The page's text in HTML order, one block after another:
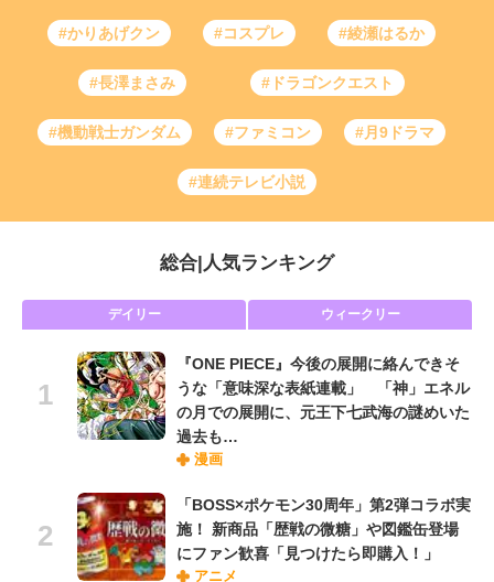
#かりあげクン #コスプレ #綾瀬はるか
#長澤まさみ #ドラゴンクエスト
#機動戦士ガンダム #ファミコン #月9ドラマ
#連続テレビ小説
総合 人気ランキング
デイリー ウィークリー
『ONE PIECE』今後の展開に絡んできそ
うな「意味深な表紙連載」 「神」エネル
の月での展開に、元王下七武海の謎めいた
過去も…
漫画
「BOSS×ポケモン30周年」第2弾コラボ実
施！ 新商品「歴戦の微糖」や図鑑缶登場
にファン歓喜「見つけたら即購入！」
アニメ